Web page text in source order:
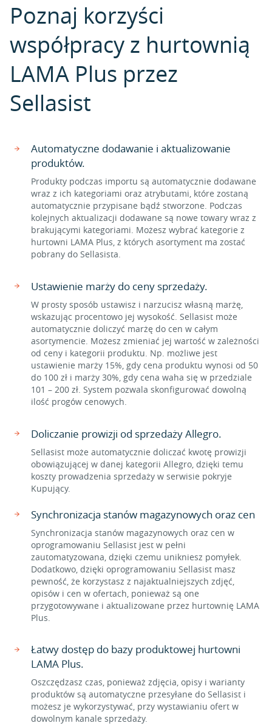
Poznaj korzyści
współpracy z hurtownią
LAMA Plus przez
Sellasist
Automatyczne dodawanie i aktualizowanie
produktów.
Produkty podczas importu są automatycznie dodawane
wraz z ich kategoriami oraz atrybutami, które zostaną
automatycznie przypisane bądź stworzone. Podczas
kolejnych aktualizacji dodawane są nowe towary wraz z
brakującymi kategoriami. Możesz wybrać kategorie z
hurtowni LAMA Plus, z których asortyment ma zostać
pobrany do Sellasista.
Ustawienie marży do ceny sprzedaży.
W prosty sposób ustawisz i narzucisz własną marżę,
wskazując procentowo jej wysokość. Sellasist może
automatycznie doliczyć marżę do cen w całym
asortymencie. Możesz zmieniać jej wartość w zależności
od ceny i kategorii produktu. Np. możliwe jest
ustawienie marży 15%, gdy cena produktu wynosi od 50
do 100 zł i marży 30%, gdy cena waha się w przedziale
101 – 200 zł. System pozwala skonfigurować dowolną
ilość progów cenowych.
Doliczanie prowizji od sprzedaży Allegro.
Sellasist może automatycznie doliczać kwotę prowizji
obowiązującej w danej kategorii Allegro, dzięki temu
koszty prowadzenia sprzedaży w serwisie pokryje
Kupujący.
Synchronizacja stanów magazynowych oraz cen
Synchronizacja stanów magazynowych oraz cen w
oprogramowaniu Sellasist jest w pełni
zautomatyzowana, dzięki czemu unikniesz pomyłek.
Dodatkowo, dzięki oprogramowaniu Sellasist masz
pewność, że korzystasz z najaktualniejszych zdjęć,
opisów i cen w ofertach, ponieważ są one
przygotowywane i aktualizowane przez hurtownię LAMA
Plus.
Łatwy dostęp do bazy produktowej hurtowni
LAMA Plus.
Oszczędzasz czas, ponieważ zdjęcia, opisy i warianty
produktów są automatyczne przesyłane do Sellasist i
możesz je wykorzystywać, przy wystawianiu ofert w
dowolnym kanale sprzedaży.